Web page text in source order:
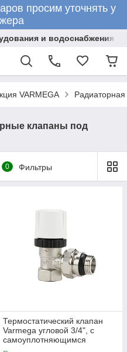
просим уточнять у
и водоснабжения
VARMEGA
клапаны под
0 Фильтры
Термостатический клапан
Varmega угловой 3/4", с
самоуплотняющимся
полусгоном